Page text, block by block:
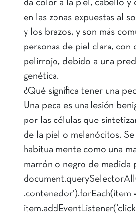
da color a la piel, cabello y
en las zonas expuestas al
y los brazos, y son más
personas de piel clara, con
pelirrojo, debido a una
genética.
¿Qué significa tener una
Una peca es una lesión
por las células que
de la piel o melanócitos. Se
habitualmente como una
marrón o negro de medida
.contenedor’).forEach(item